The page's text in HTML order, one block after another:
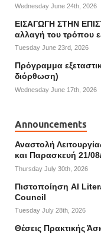
Wednesday June 24th, 2026
ΕΙΣΑΓΩΓΗ ΣΤΗΝ
αλλαγή του τρόπου
Tuesday June 23rd, 2026
Πρόγραμμα
διόρθωση)
Wednesday June 17th, 2026
Announcements
Αναστολή
και Παρασκευή 21/
Thursday July 30th, 2026
Πιστοποίηση AI
Council
Tuesday July 28th, 2026
Θέσεις Πρακτικής